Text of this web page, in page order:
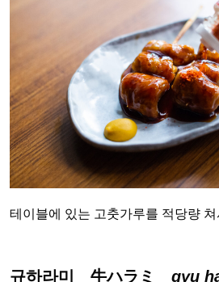
테이블에 있는 고춧가루를 적당량
규하라미 牛ハラミ gyu